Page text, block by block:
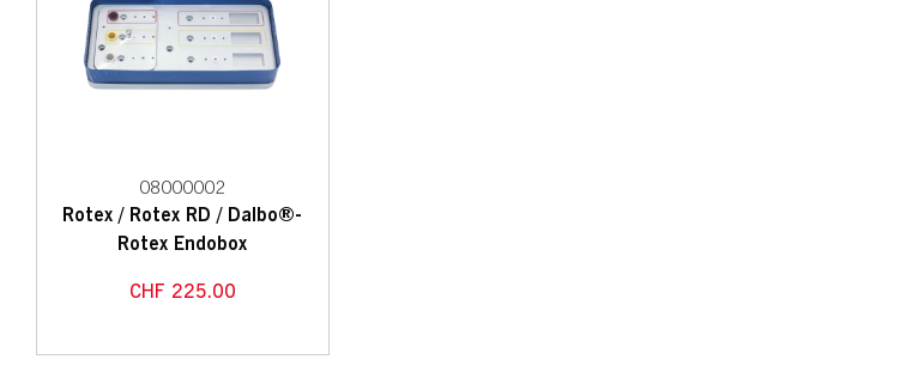
08000002
Rotex / Rotex RD / Dalbo®-
Rotex Endobox
CHF 225.00